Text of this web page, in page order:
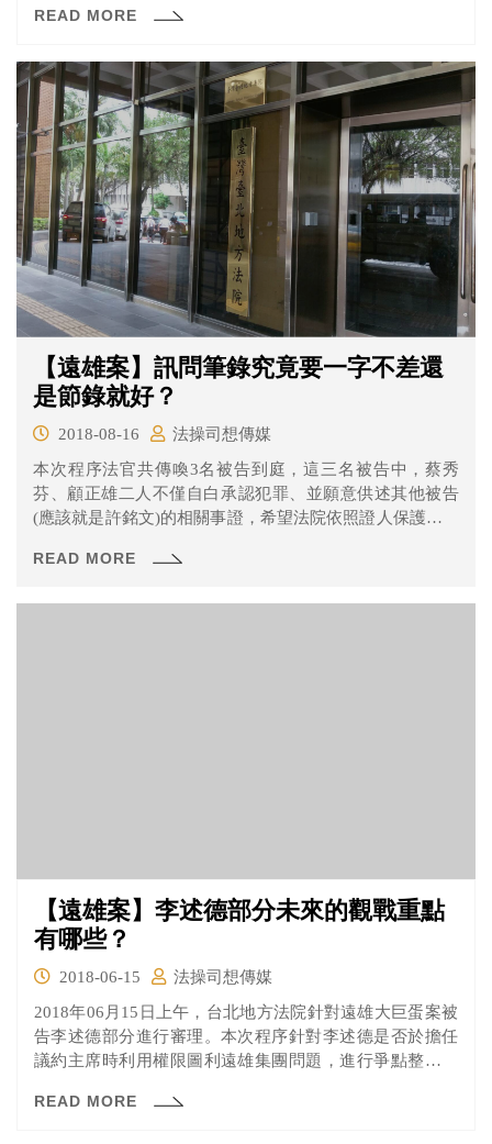
四點之外加列第五個爭點：「被告是否有在函文中表明
列爭點的原因，做了詳盡地表示。
READ MORE
【遠雄案】訊問筆錄究竟要一字不差還
是節錄就好？
2018-08-16
法操司想傳媒
本次程序法官共傳喚3名被告到庭，這三名被告中，蔡秀
芬、顧正雄二人不僅自白承認犯罪、並願意供述其他被告
(應該就是許銘文)的相關事證，希望法院依照證人保護法的
並沒有相關的專業，對於報告中的事情仍然尊重專業人員
READ MORE
【遠雄案】李述德部分未來的觀戰重點
有哪些？
2018-06-15
法操司想傳媒
2018年06月15日上午，台北地方法院針對遠雄大巨蛋案被
告李述德部分進行審理。本次程序針對李述德是否於擔任
議約主席時利用權限圖利遠雄集團問題，進行爭點整理及
READ MORE